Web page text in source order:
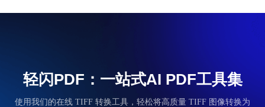
轻闪PDF：一站式AI PDF工具集
使用我们的在线 TIFF 转换工具，轻松将高质量 TIFF 图像转换为